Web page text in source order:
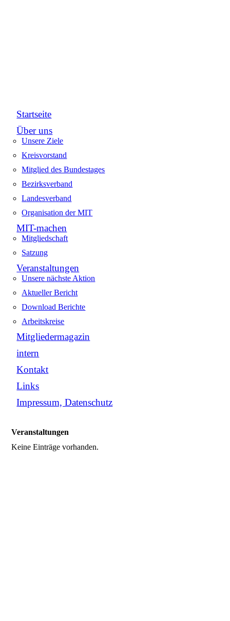
Startseite
Über uns
Unsere Ziele
Kreisvorstand
Mitglied des Bundestages
Bezirksverband
Landesverband
Organisation der MIT
MIT-machen
Mitgliedschaft
Satzung
Veranstaltungen
Unsere nächste Aktion
Aktueller Bericht
Download Berichte
Arbeitskreise
Mitgliedermagazin
intern
Kontakt
Links
Impressum, Datenschutz
Veranstaltungen
Keine Einträge vorhanden.